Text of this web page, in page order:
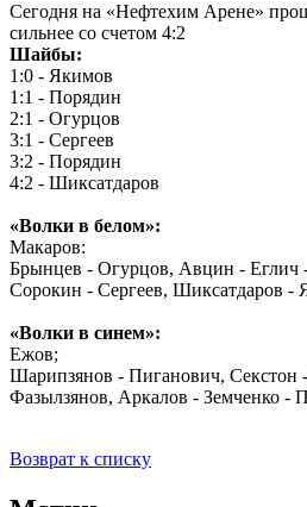
Сегодня на «Нефтехим Арене»
сильнее со счетом 4:2
Шайбы:
1:0 - Якимов
1:1 - Порядин
2:1 - Огурцов
3:1 - Сергеев
3:2 - Порядин
4:2 - Шиксатдаров
«Волки в белом»:
Макаров:
Брынцев - Огурцов, Авцин - Еглич
Сорокин - Сергеев, Шиксатдаров -
«Волки в синем»:
Ежов;
Шарипзянов - Пиганович, Секстон
Фазылзянов, Аркалов - Земченко -
Возврат к списку